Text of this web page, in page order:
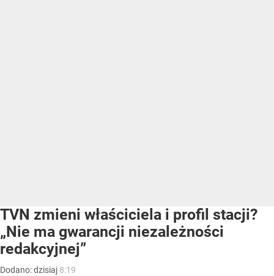
TVN zmieni właściciela i profil stacji?
„Nie ma gwarancji niezależności
redakcyjnej”
Dodano:dzisiaj 8:19